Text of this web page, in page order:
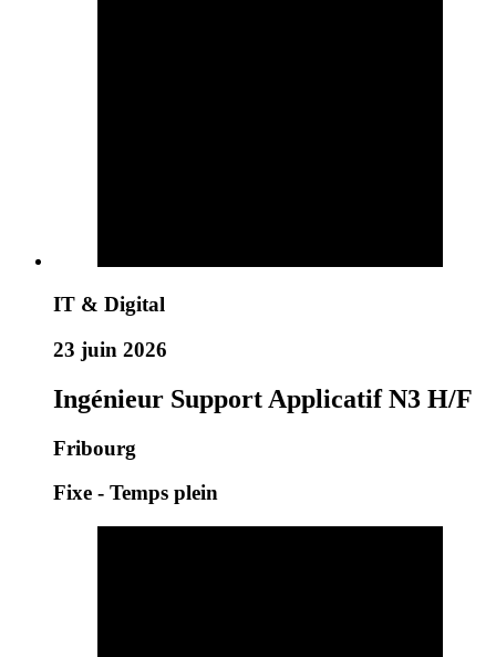
IT & Digital
23 juin 2026
Ingénieur Support Applicatif N3 H/F
Fribourg
Fixe - Temps plein